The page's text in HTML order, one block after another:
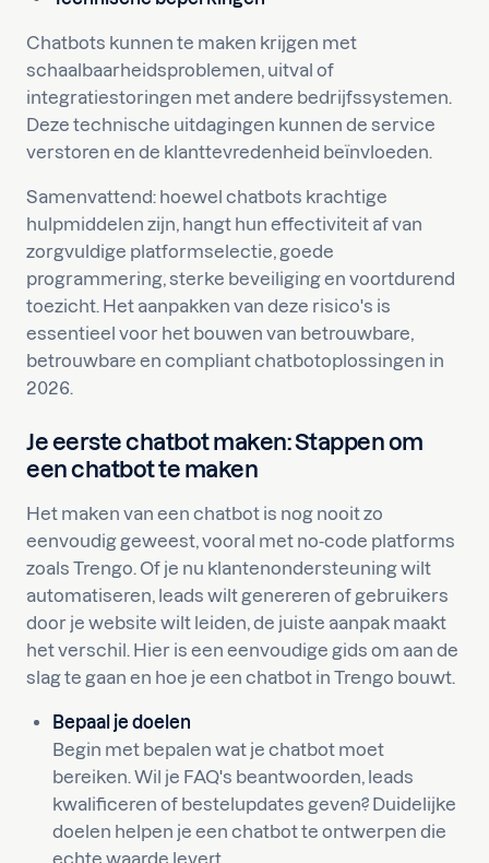
Chatbots kunnen te maken krijgen met
schaalbaarheidsproblemen, uitval of
integratiestoringen met andere bedrijfssystemen.
Deze technische uitdagingen kunnen de service
verstoren en de klanttevredenheid beïnvloeden.
Samenvattend: hoewel chatbots krachtige
hulpmiddelen zijn, hangt hun effectiviteit af van
zorgvuldige platformselectie, goede
programmering, sterke beveiliging en voortdurend
toezicht. Het aanpakken van deze risico's is
essentieel voor het bouwen van betrouwbare,
betrouwbare en compliant chatbotoplossingen in
2026.
Je eerste chatbot maken: Stappen om
een chatbot te maken
Het maken van een chatbot is nog nooit zo
eenvoudig geweest, vooral met no-code platforms
zoals Trengo. Of je nu klantenondersteuning wilt
automatiseren, leads wilt genereren of gebruikers
door je website wilt leiden, de juiste aanpak maakt
het verschil. Hier is een eenvoudige gids om aan de
slag te gaan en hoe je een chatbot in Trengo bouwt.
Bepaal je doelen
Begin met bepalen wat je chatbot moet
bereiken. Wil je FAQ's beantwoorden, leads
kwalificeren of bestelupdates geven? Duidelijke
doelen helpen je een chatbot te ontwerpen die
echte waarde levert.